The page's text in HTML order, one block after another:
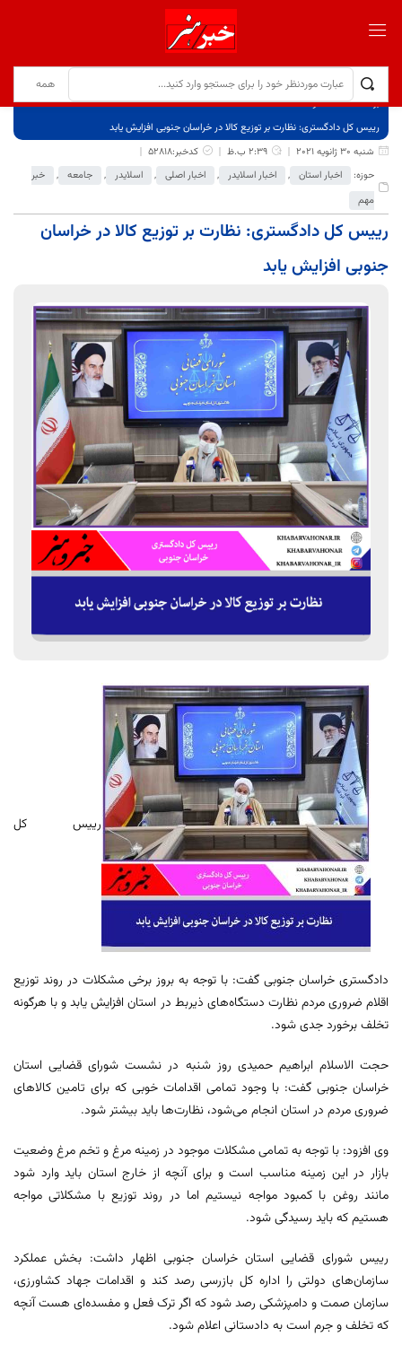
برگ نخست
نوشته‌ها
رییس کل دادگستری: نظارت بر توزیع کالا در خراسان جنوبی افزایش یابد
شنبه 30 ژانویه 2021
2:39 ب.ظ
کدخبر:52818
حوزه:
اخبار استان , اخبار اسلایدر , اخبار اصلی , اسلایدر , جامعه ,
خبر
مهم
رییس کل دادگستری: نظارت بر توزیع کالا در خراسان
جنوبی افزایش یابد
رییس کل
دادگستری خراسان جنوبی گفت: با توجه به بروز برخی مشکلات در روند توزیع
اقلام ضروری مردم نظارت دستگاه‌های ذیربط در استان افزایش یابد و با هرگونه
تخلف برخورد جدی شود.
حجت الاسلام ابراهیم حمیدی روز شنبه در نشست شورای قضایی استان
خراسان جنوبی گفت: با وجود تمامی اقدامات خوبی که برای تامین کالاهای
ضروری مردم در استان انجام می‌شود، نظارت‌ها باید بیشتر شود.
وی افزود: با توجه به تمامی مشکلات موجود در زمینه مرغ و تخم مرغ وضعیت
بازار در این زمینه مناسب است و برای آنچه از خارج استان باید وارد شود
مانند روغن با کمبود مواجه نیستیم اما در روند توزیع با مشکلاتی مواجه
هستیم که باید رسیدگی شود.
رییس شورای قضایی استان خراسان جنوبی اظهار داشت: بخش عملکرد
سازمان‌های دولتی را اداره کل بازرسی رصد کند و اقدامات جهاد کشاورزی،
سازمان صمت و دامپزشکی رصد شود که اگر ترک فعل و مفسده‌ای هست آنچه
که تخلف و جرم است به دادستانی اعلام شود.